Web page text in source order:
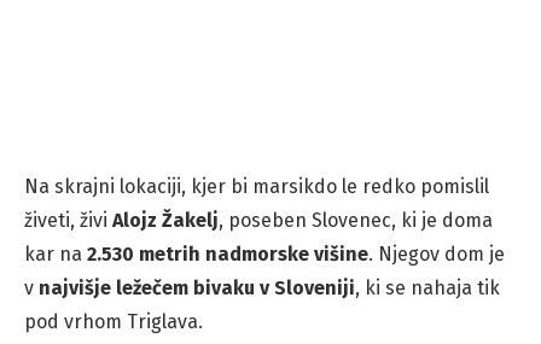
Na skrajni lokaciji, kjer bi marsikdo le redko pomislil
živeti, živi Alojz Žakelj, poseben Slovenec, ki je doma
kar na 2.530 metrih nadmorske višine. Njegov dom je
v najvišje ležečem bivaku v Sloveniji, ki se nahaja tik
pod vrhom Triglava.